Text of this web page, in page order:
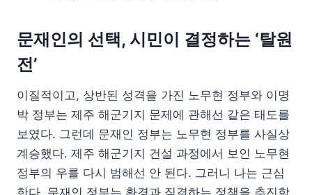
문재인의 선택, 시민이 결정하는 ‘탈원
전’
이질적이고, 상반된 성격을 가진 노무현 정부와 이명
박 정부는 제주 해군기지 문제에 관해선 같은 태도를
보였다. 그런데 문재인 정부는 노무현 정부를 사실상
계승했다. 제주 해군기지 건설 과정에서 보인 노무현
정부의 우를 다시 범해선 안 된다. 그러니 나는 근심
한다. 문재인 정부는 환경과 직결하는 정책을 추진함